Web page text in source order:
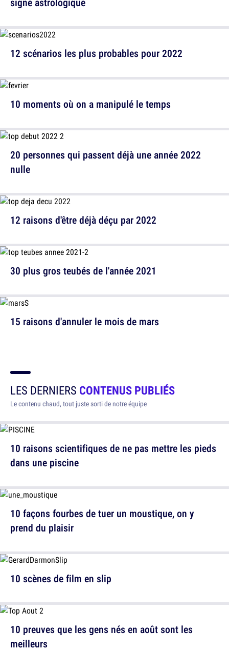
10 moments où on a manipulé le temps
12 raisons d'être déjà déçu par 2022
15 raisons d'annuler le mois de mars
12 scénarios les plus probables pour 2022
20 personnes qui passent déjà une année 2022
nulle
30 plus gros teubés de l'année 2021
LES DERNIERS CONTENUS PUBLIÉS
Le contenu chaud, tout juste sorti de notre équipe
10 raisons scientifiques de ne pas mettre les pieds
dans une piscine
10 scènes de film en slip
10 façons fourbes de tuer un moustique, on y
prend du plaisir
10 preuves que les gens nés en août sont les
meilleurs